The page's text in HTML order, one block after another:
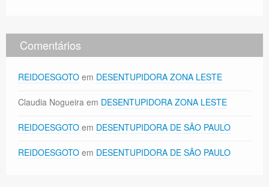
Comentários
REIDOESGOTO em DESENTUPIDORA ZONA LESTE
Claudia Nogueira em DESENTUPIDORA ZONA LESTE
REIDOESGOTO em DESENTUPIDORA DE SÃO PAULO
REIDOESGOTO em DESENTUPIDORA DE SÃO PAULO